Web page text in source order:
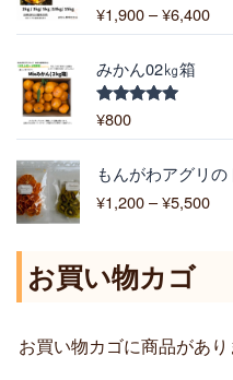
5段階中
5.00
¥1,900 –¥6,400:
0
–
¥
みかん02㎏箱
5段階中
¥800
もんがわアグリの
¥1,200 –¥5,500
格
帯
0
お買い物カゴ
お買い物カゴに商品があり